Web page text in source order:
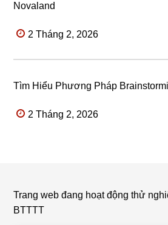
Novaland
2 Tháng 2, 2026
Tìm Hiểu Phương Pháp
2 Tháng 2, 2026
Footer
Trang web đang hoạt động thử
BTTTT